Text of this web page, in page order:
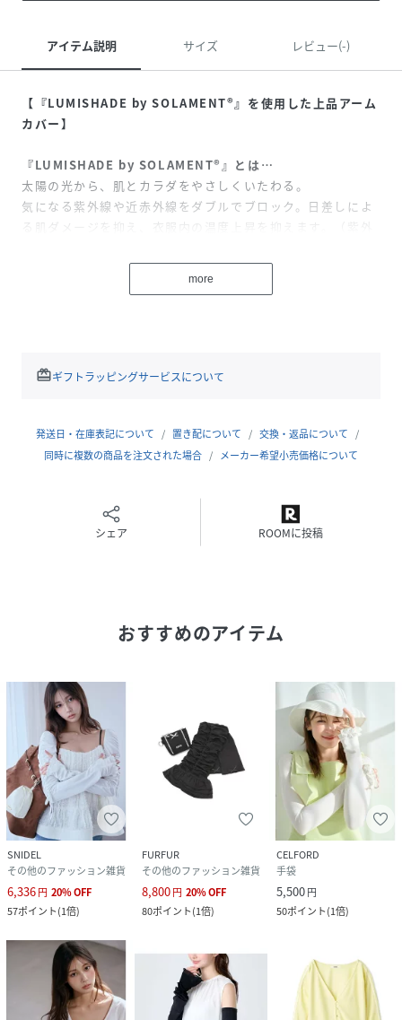
アイテム説明 サイズ レビュー(-)
【『LUMISHADE by SOLAMENT®』を使用した上品アーム
カバー】
『LUMISHADE by SOLAMENT®』とは…
太陽の光から、肌とカラダをやさしくいたわる。
気になる紫外線や近赤外線をダブルでブロック。日差しによ
る肌ダメージを抑え、衣服内の温度上昇を抑えます。（紫外
近赤外線は紫外線よりも波長が長く、肌の奥深くまで届きま
るものです。
れた当社オリジナル素材です。
紫外線はもちろん、新常識である「近赤外線」をカットする
【Design/Styling】
アーム部分はギャザーを加え、手先はメロー加工でフェミニ
シルバー生地のみラメ入りでキラキラとしています。洗って
※照明の関係により、実際よりも色味が違って見える場合が
あります。
またパソコン・スマートフォンなどの環境により、若干製品
と画像のカラーが異なる場合もございます。予めご了承くだ
さい。
商品の色味は、商品単品画像をご参照下さい。
※商品画像はサンプルのため、色味やサイズ等の仕様に変更
がある場合がございますので、予めご了承ください。
性別タイプ レディース
【WHT/LBLU】レーヨン50%,ポリエステル
50%/【CGRY】ポリエステル+ポリエステルフィ
ルム繊維86%,ポリウレタン14%/【SLV】ポリエ
more
redeemギフトラッピングサービスについて
発送日・在庫表記について 置き配について
交換・返品について
同時に複数の商品を注文された場合
メーカー希望小売価格について
シェア ROOMに投稿
おすすめのアイテム
SNIDEL
その他のファッション雑貨
6,336円 20%OFF
57ポイント(1倍)
FURFUR
その他のファッション雑貨
8,800円 20%OFF
80ポイント(1倍)
CELFORD
手袋
5,500円
50ポイント(1倍)